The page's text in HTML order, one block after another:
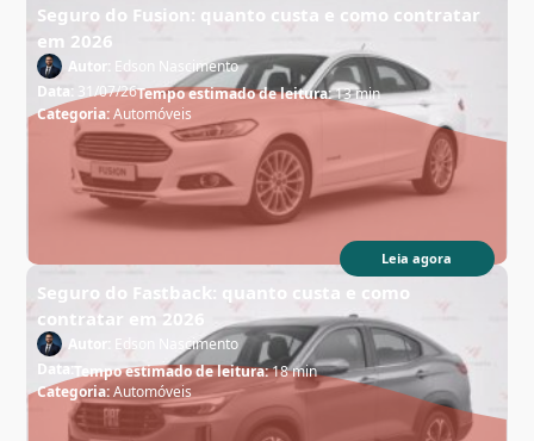
Seguro do Fusion: quanto custa e como contratar
em 2026
Autor: Edson Nascimento
Data: 31/07/26Tempo estimado de leitura:13 min
Categoria:Automóveis
Leia agora
Seguro do Fastback: quanto custa e como
contratar em 2026
Autor:
Edson Nascimento
Data:Tempo estimado de leitura:18 min
Categoria:Automóveis